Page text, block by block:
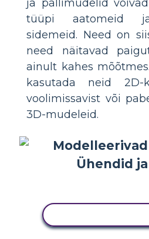
ja pallimudelid
tüüpi aatomeid ja
sidemeid. Need on
need näitavad
ainult kahes
kasutada neid
voolimissavist või
3D-mudeleid.